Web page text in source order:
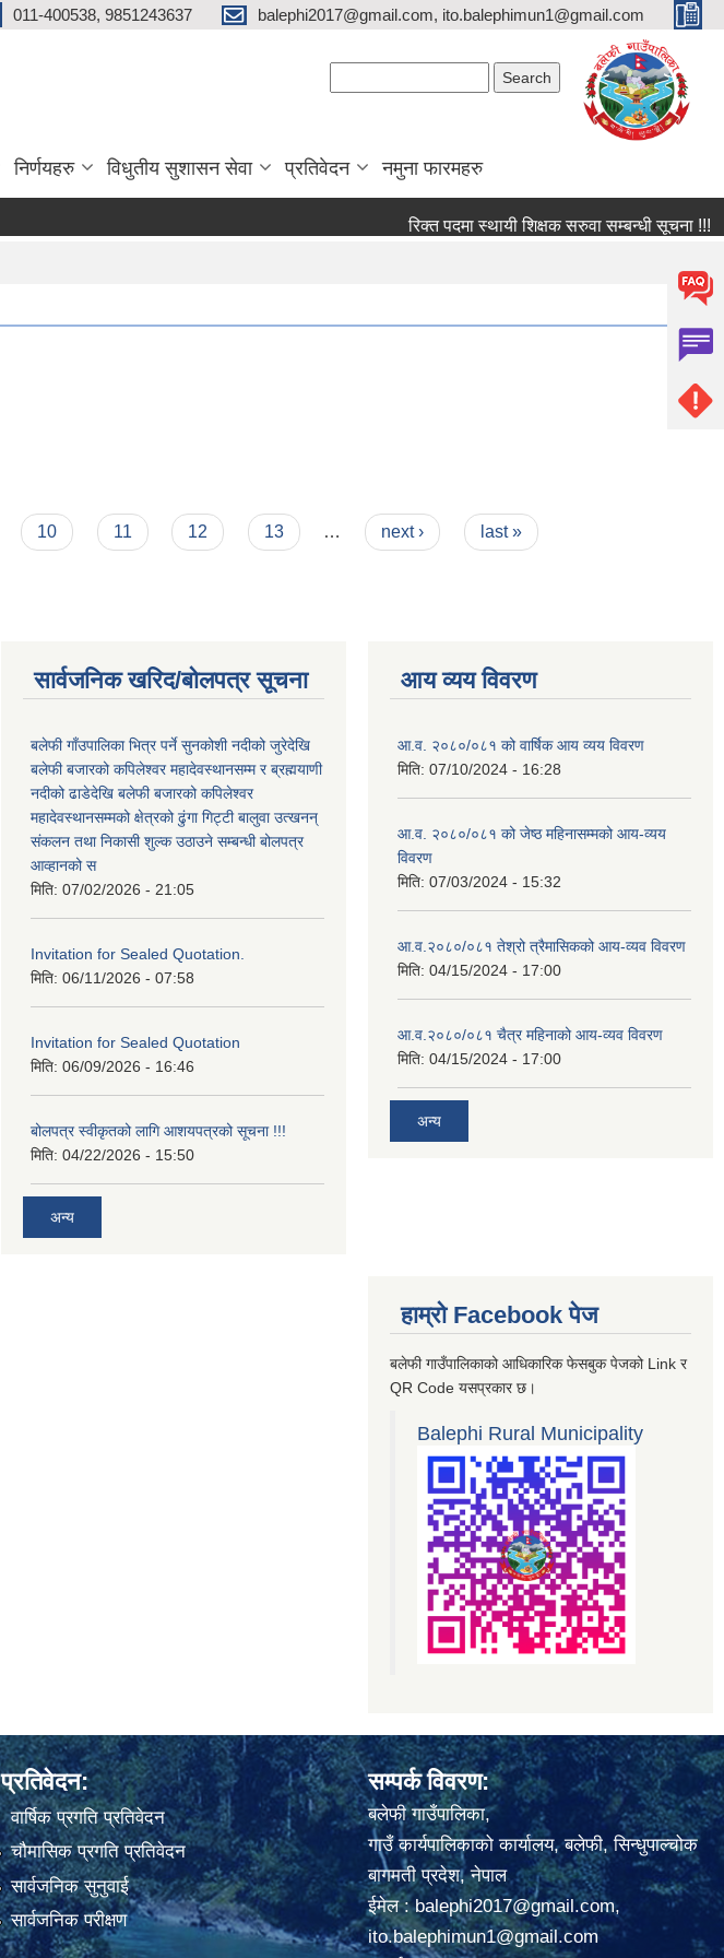
011-400538, 9851243637 balephi2017@gmail.com, ito.balephimun1@gmail.com
निर्णयहरु विधुतीय सुशासन सेवा प्रतिवेदन नमुना फारमहरु
रिक्त पदमा स्थायी शिक्षक सरुवा सम्बन्धी सूचना !!!
10 11 12 13 … next › last »
सार्वजनिक खरिद/बोलपत्र सूचना
बलेफी गाँउपालिका भित्र पर्ने सुनकोशी नदीको जुरेदेखि
बलेफी बजारको कपिलेश्वर महादेवस्थानसम्म र ब्रह्मयाणी
नदीको ढाडेदेखि बलेफी बजारको कपिलेश्वर
महादेवस्थानसम्मको क्षेत्रको ढुंगा गिट्टी बालुवा उत्खनन्
संकलन तथा निकासी शुल्क उठाउने सम्बन्धी बोलपत्र
आव्हानको स
मिति: 07/02/2026 - 21:05
Invitation for Sealed Quotation.
मिति: 06/11/2026 - 07:58
Invitation for Sealed Quotation
मिति: 06/09/2026 - 16:46
बोलपत्र स्वीकृतको लागि आशयपत्रको सूचना !!!
मिति: 04/22/2026 - 15:50
अन्य
आय व्यय विवरण
आ.व. २०८०/०८१ को वार्षिक आय व्यय विवरण
मिति: 07/10/2024 - 16:28
आ.व. २०८०/०८१ को जेष्ठ महिनासम्मको आय-व्यय
विवरण
मिति: 07/03/2024 - 15:32
आ.व.२०८०/०८१ तेश्रो त्रैमासिकको आय-व्यव विवरण
मिति: 04/15/2024 - 17:00
आ.व.२०८०/०८१ चैत्र महिनाको आय-व्यव विवरण
मिति: 04/15/2024 - 17:00
अन्य
हाम्रो Facebook पेज
बलेफी गाउँपालिकाको आधिकारिक फेसबुक पेजको Link र
QR Code यसप्रकार छ।
Balephi Rural Municipality
प्रतिवेदन:
वार्षिक प्रगति प्रतिवेदन
चौमासिक प्रगति प्रतिवेदन
सार्वजनिक सुनुवाई
सार्वजनिक परीक्षण
सम्पर्क विवरण:
बलेफी गाउँपालिका,
गाउँ कार्यपालिकाको कार्यालय, बलेफी, सिन्धुपाल्चोक
बागमती प्रदेश, नेपाल
ईमेल :balephi2017@gmail.com,
ito.balephimun1@gmail.com